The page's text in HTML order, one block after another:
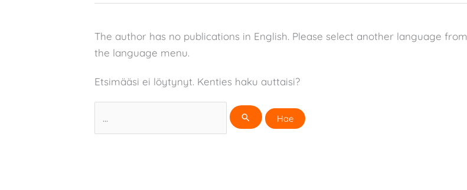
The author has no publications in English. Please select another language from
the language menu.
Etsimääsi ei löytynyt. Kenties haku auttaisi?
for: